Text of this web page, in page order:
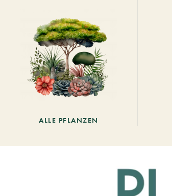
ALLE PFLANZEN